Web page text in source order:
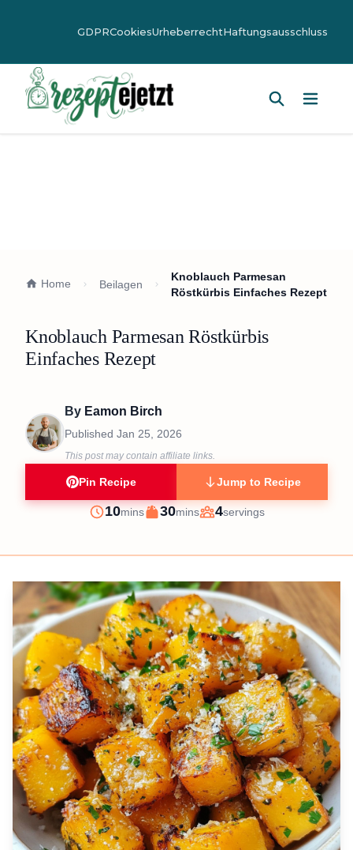
GDPRCookiesUrheberrechtHaftungsausschluss
Home Beilagen
Knoblauch Parmesan
Röstkürbis Einfaches Rezept
Knoblauch Parmesan Röstkürbis
Einfaches Rezept
By Eamon Birch
Published Jan 25, 2026
This post may contain affiliate links.
Pin Recipe Jump to Recipe
Prep
10minutes
mins
Cook
30minutes
mins
Servings
4servings